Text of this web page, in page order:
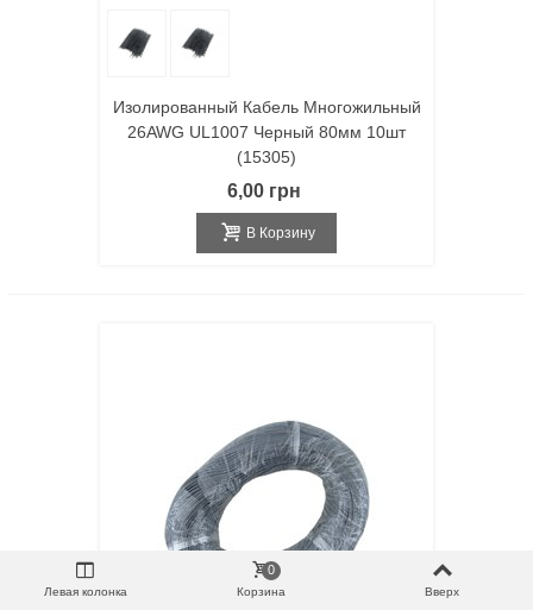
Изолированный Кабель Многожильный
26AWG UL1007 Черный 80мм 10шт
(15305)
6,00 грн
В Корзину
Левая колонка Корзина
0
Вверх